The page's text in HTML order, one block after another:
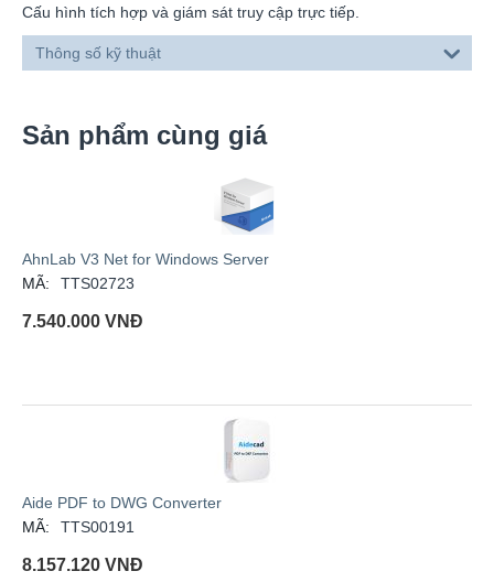
Cấu hình tích hợp và giám sát truy cập trực tiếp.
Thông số kỹ thuật
Sản phẩm cùng giá
AhnLab V3 Net for Windows Server
MÃ:
TTS02723
7.540.000 VNĐ
Aide PDF to DWG Converter
MÃ:
TTS00191
8.157.120 VNĐ